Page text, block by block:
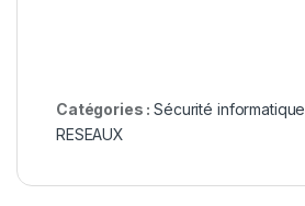
Catégories :Sécurité informatique
RESEAUX